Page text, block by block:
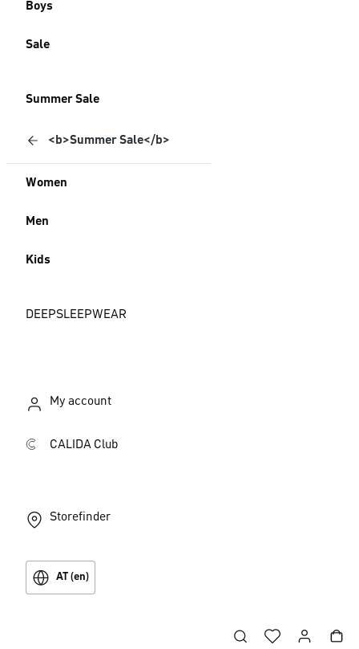
Boys
Sale
Summer Sale
<b>Summer Sale</b>
Women
Men
Kids
DEEPSLEEPWEAR
My account
CALIDA Club
Storefinder
AT (en)